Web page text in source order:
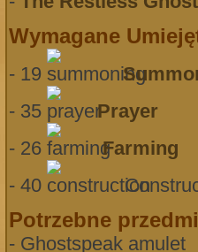
Wymagane
- 19
- 35
Prayer
- 26
Farming
- 40
Potrzebne
- Ghostspeak amulet